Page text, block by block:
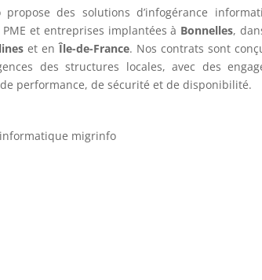
propose des solutions d’infogérance
et entreprises implantées à Bonnelles,
et enÎle-de-France. Nos contrats sont
des structures locales, avec des
performance, de sécurité et de disponibilité.